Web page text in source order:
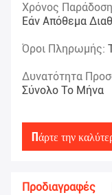
Χρόνος
Εάν Απόθεμα
Όροι Πληρωμής:
Δυνατότητα
Σύνολο Το Μήνα
Πάρτε την
Προδιαγραφές